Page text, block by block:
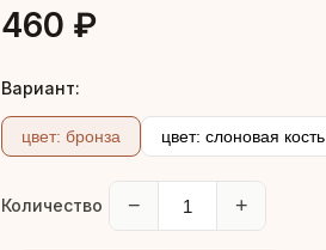
460 ₽
Вариант:
цвет: бронза цвет: слоновая кость
Количество − +